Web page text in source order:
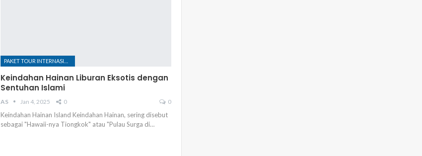
Keindahan Hainan Liburan Eksotis dengan
Sentuhan Islami
AS Jan 4, 2025 0 0
Keindahan Hainan Island Keindahan Hainan, sering disebut
sebagai "Hawaii-nya Tiongkok" atau "Pulau Surga di…